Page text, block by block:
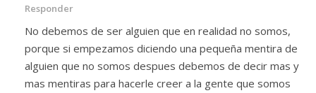
Responder
No debemos de ser alguien que en realidad no somos,
porque si empezamos diciendo una pequeña mentira de
alguien que no somos despues debemos de decir mas y
mas mentiras para hacerle creer a la gente que somos